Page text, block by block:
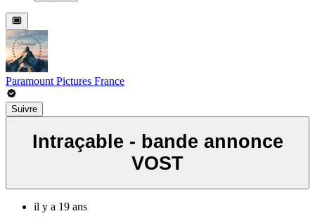
Paramount Pictures France
Suivre
Intraçable - bande annonce
VOST
il y a 19 ans